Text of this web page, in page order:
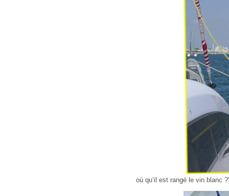
où qu’il est rangé le vin blanc